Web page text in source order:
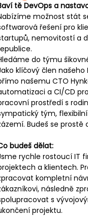
tě DevOps a
možnost stát
řešení pro
nemovitostí a
do týmu
klíčový člen
našemu CTO
a CI/CD
prostředí s
tým,
Budeš se
budeš dělat:
rychle rostoucí IT
a klientech.
kompletní
následně
s
projektu.